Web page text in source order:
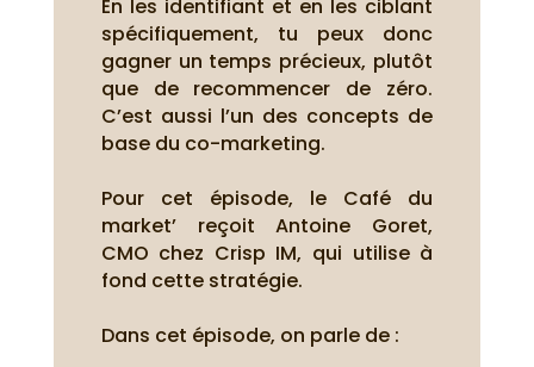
En les identifiant et en les ciblant
spécifiquement, tu peux donc
gagner un temps précieux, plutôt
que de recommencer de zéro.
C’est aussi l’un des concepts de
base du co-marketing.
Pour cet épisode, le Café du
market’ reçoit Antoine Goret,
CMO chez Crisp IM, qui utilise à
fond cette stratégie.
Dans cet épisode, on parle de :